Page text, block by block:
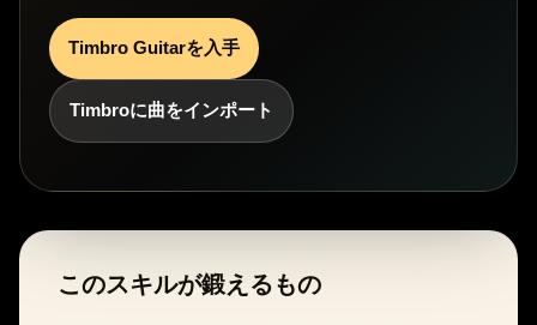
Timbro Guitarを入手
Timbroに曲をインポート
このスキルが鍛えるもの